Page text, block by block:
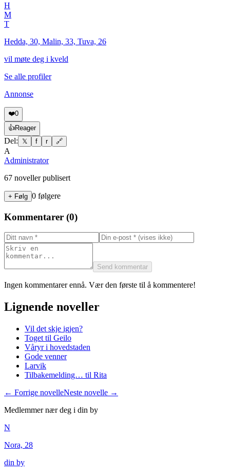
H
M
T
Hedda, 30, Malin, 33, Tuva, 26
vil møte deg i kveld
Se alle profiler
Annonse
❤️0
👍Reager
Del: 𝕏 f r 🔗
A
Administrator
67 noveller publisert
+ Følg 0 følgere
Kommentarer (0)
Send kommentar
Ingen kommentarer ennå. Vær den første til å kommentere!
Lignende noveller
Vil det skje igjen?
Toget til Geilo
Våryr i hovedstaden
Gode venner
Larvik
Tilbakemelding… til Rita
← Forrige novelleNeste novelle →
Medlemmer nær deg i din by
N
Nora, 28
din by